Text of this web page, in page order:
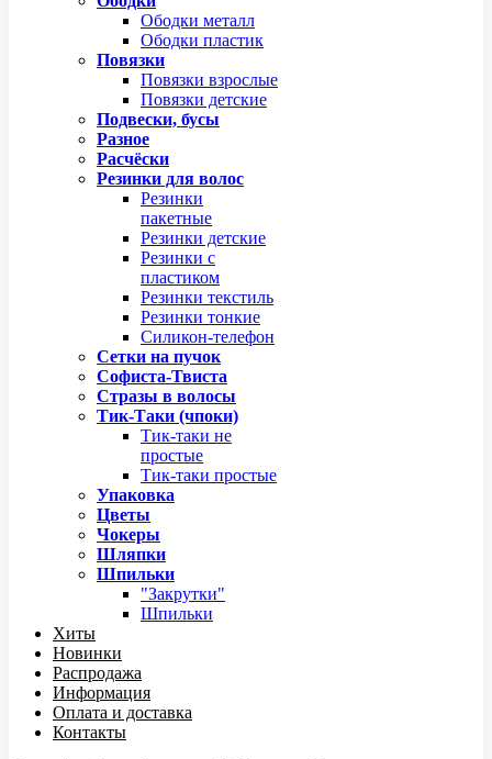
Ободки металл
Ободки пластик
Повязки
Повязки взрослые
Повязки детские
Подвески, бусы
Разное
Расчёски
Резинки для волос
Резинки
пакетные
Резинки детские
Резинки с
пластиком
Резинки текстиль
Резинки тонкие
Силикон-телефон
Сетки на пучок
Софиста-Твиста
Стразы в волосы
Тик-Таки (чпоки)
Тик-таки не
простые
Тик-таки простые
Упаковка
Цветы
Чокеры
Шляпки
Шпильки
"Закрутки"
Шпильки
Хиты
Новинки
Распродажа
Информация
Оплата и доставка
Контакты